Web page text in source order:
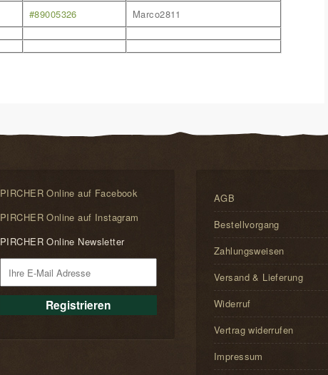
#89005326 Marco2811
PIRCHER Online auf Facebook
PIRCHER Online auf Instagram
PIRCHER Online Newsletter
AGB
Bestellvorgang
Zahlungsweisen
Versand & Lieferung
Widerruf
Vertrag widerrufen
Impressum